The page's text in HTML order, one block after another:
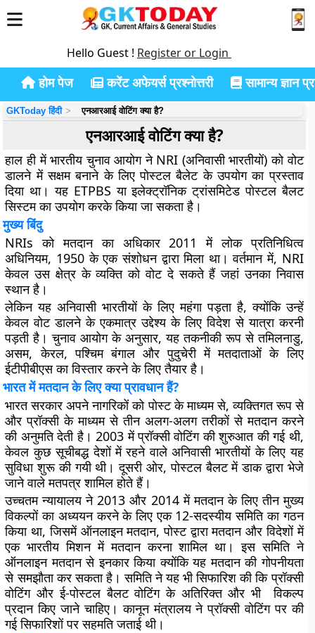
Hello Guest ! Register or Login
होम पेज करेंट अफेयर्स प्रश्नोत्तरी सामान्य ज्ञान
GKToday हिंदी एनआरआई वोटिंग क्या है?
एनआरआई वोटिंग क्या है?
हाल ही में भारतीय चुनाव आयोग ने NRI (अनिवासी भारतीयों) को वोट
डालने में सक्षम बनाने के लिए पोस्टल बैलेट के उपयोग का प्रस्ताव
दिया था। यह ETPBS या इलेक्ट्रॉनिक ट्रांसमिटेड पोस्टल बैलट
सिस्टम का उपयोग करके किया जा सकता है।
मुख्य बिंदु
NRIs को मतदान का अधिकार 2011 में लोक प्रतिनिधित्व
अधिनियम, 1950 के एक संशोधन द्वारा मिला था। वर्तमान में, NRI
केवल उस क्षेत्र के व्यक्ति को वोट दे सकते हैं जहां उनका निवास
स्थान है।
लेकिन यह अनिवासी भारतीयों के लिए महंगा पड़ता है, क्योंकि उन्हें
केवल वोट डालने के एकमात्र उद्देश्य के लिए विदेश से यात्रा करनी
पड़ती है। चुनाव आयोग के अनुसार, यह तकनीकी रूप से तमिलनाडु,
असम, केरल, पश्चिम बंगाल और पुदुचेरी में मतदाताओं के लिए
ईटीपीबीएस का विस्तार करने के लिए तैयार है।
भारत में मतदान के लिए क्या प्रावधान हैं?
भारत सरकार अपने नागरिकों को पोस्ट के माध्यम से, व्यक्तिगत रूप से
और प्रॉक्सी के माध्यम से तीन अलग-अलग तरीकों से मतदान करने
की अनुमति देती है। 2003 में प्रॉक्सी वोटिंग की शुरुआत की गई थी,
केवल कुछ सूचीबद्ध देशों में रहने वाले अनिवासी भारतीयों के लिए यह
सुविधा शुरू की गयी थी। दूसरी ओर, पोस्टल बैलट में डाक द्वारा भेजे
जाने वाले मतपत्र शामिल होते हैं।
उच्चतम न्यायालय ने 2013 और 2014 में मतदान के लिए तीन मुख्य
विकल्पों का अध्ययन करने के लिए एक 12-सदस्यीय समिति का गठन
किया था, जिसमें ऑनलाइन मतदान, पोस्ट द्वारा मतदान और विदेशों में
एक भारतीय मिशन में मतदान करना शामिल था। इस समिति ने
ऑनलाइन मतदान से इनकार किया क्योंकि यह मतदान की गोपनीयता
से समझौता कर सकता है। समिति ने यह भी सिफारिश की कि प्रॉक्सी
वोटिंग और ई-पोस्टल बैलट वोटिंग के अतिरिक्त और भी विकल्प
प्रदान किए जाने चाहिए। कानून मंत्रालय ने प्रॉक्सी वोटिंग पर की
गई सिफारिशों पर सहमति जताई थी।